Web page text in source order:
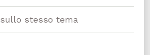
sullo stesso tema